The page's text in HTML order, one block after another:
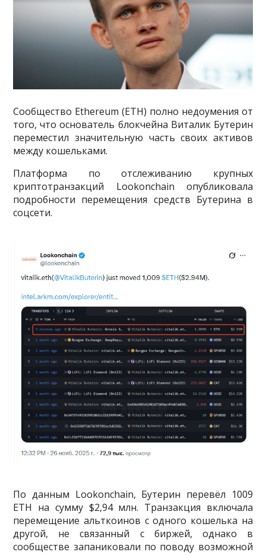
Сообщество Ethereum (ETH) полно недоумения от
того, что основатель блокчейна Виталик Бутерин
переместил значительную часть своих активов
между кошельками.
Платформа по отслеживанию крупных
криптотранзакций Lookonchain опубликовала
подробности перемещения средств Бутерина в
соцсети.
По данным Lookonchain, Бутерин перевёл 1009
ETH на сумму $2,94 млн. Транзакция включала
перемещение альткоинов с одного кошелька на
другой, не связанный с биржей, однако в
сообществе запаниковали по поводу возможной